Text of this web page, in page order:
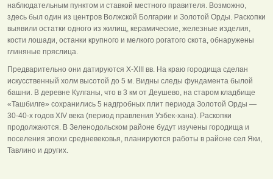
наблюдательным пунктом и ставкой местного правителя. Возможно,
здесь был один из центров Волжской Болгарии и Золотой Орды. Раскопки
выявили остатки одного из жилищ, керамические, железные изделия,
кости лошади, останки крупного и мелкого рогатого скота, обнаружены
глиняные пряслица.
Предварительно они датируются Х-ХIII вв. На краю городища сделан
искусственный холм высотой до 5 м. Видны следы фундамента былой
башни. В деревне Кулганы, что в 3 км от Деушево, на старом кладбище
«Ташбилге» сохранились 5 надгробных плит периода Золотой Орды —
30-40-х годов XIV века (период правления Узбек-хана). Раскопки
продолжаются. В Зеленодольском районе будут изучены городища и
поселения эпохи средневековья, планируются работы в районе сел Яки,
Тавлино и других.